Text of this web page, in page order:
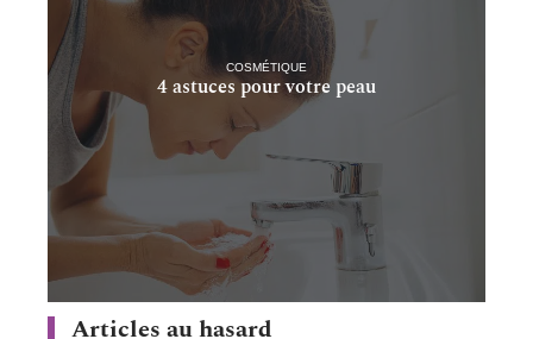
COSMÉTIQUE
4 astuces pour votre peau
Articles au hasard